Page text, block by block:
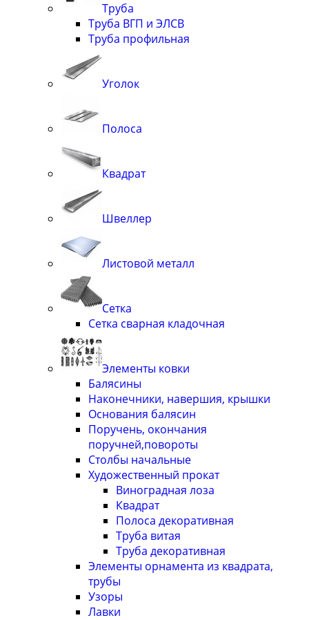
Труба
Труба ВГП и ЭЛСВ
Труба профильная
Уголок
Полоса
Квадрат
Швеллер
Листовой металл
Сетка
Сетка сварная кладочная
Элементы ковки
Балясины
Наконечники, навершия, крышки
Основания балясин
Поручень, окончания
поручней,повороты
Столбы начальные
Художественный прокат
Виноградная лоза
Квадрат
Полоса декоративная
Труба витая
Труба декоративная
Элементы орнамента из квадрата,
трубы
Узоры
Лавки